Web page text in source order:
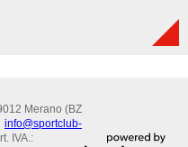
Merano (BZ
info@sportclub-
IVA.: